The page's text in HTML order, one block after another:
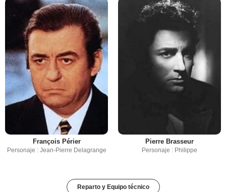
François Périer
Personaje : Jean-Pierre Delagrange
Pierre Brasseur
Personaje : Philippe
Reparto y Equipo técnico